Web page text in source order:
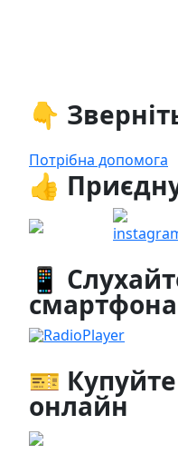
👇
Потрібна допомога
👍
📱
смартфона
RadioPlayer
🎫
онлайн